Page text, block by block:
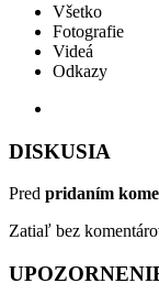
Všetko
Fotografie
Videá
Odkazy
DISKUSIA
Pred pridaním
Zatiaľ bez